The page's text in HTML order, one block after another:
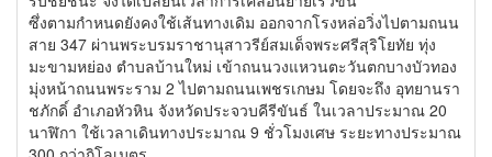
ซึ่งตามกำหนดยังคงใช้เส้นทางเดิม ออกจากโรงหล่อวิ่งไปตามถนน
สาย 347 ผ่านพระบรมราชานุสาวรีย์สมเด็จพระศรีสุริโยทัย ทุ่ง
มะขามหย่อง ตำบลบ้านใหม่ เข้าถนนวงแหวนตะวันตกบางบัวทอง
มุ่งหน้าถนนพระราม 2 ไปตามถนนเพชรเกษม โดยจะถึง อุทยานรา
ชภักดิ์ อำเภอหัวหิน จังหวัดประจวบคีรีขันธ์ ในเวลาประมาณ 20
นาฬิกา ใช้เวลาเดินทางประมาณ 9 ชั่วโมงเศษ ระยะทางประมาณ